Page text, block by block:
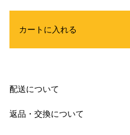
カートに入れる
配送について
返品・交換について